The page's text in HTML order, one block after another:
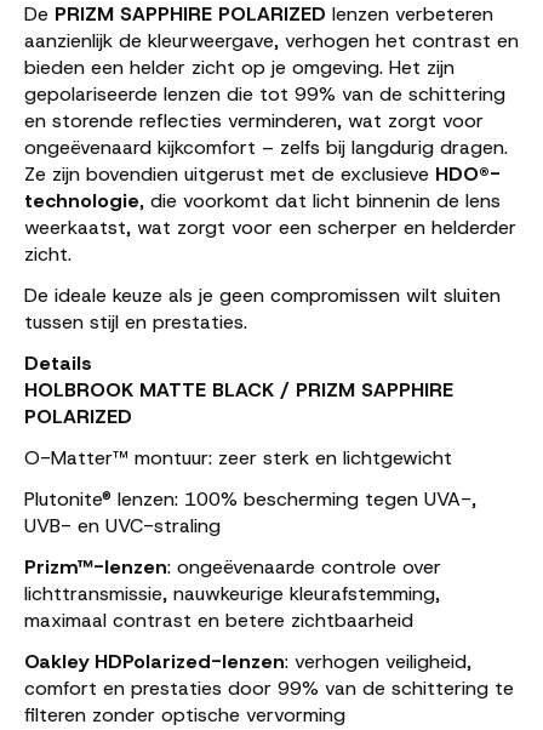
De PRIZM SAPPHIRE POLARIZED lenzen verbeteren
aanzienlijk de kleurweergave, verhogen het contrast en
bieden een helder zicht op je omgeving. Het zijn
gepolariseerde lenzen die tot 99% van de schittering
en storende reflecties verminderen, wat zorgt voor
ongeëvenaard kijkcomfort – zelfs bij langdurig dragen.
Ze zijn bovendien uitgerust met de exclusieve HDO®-
technologie, die voorkomt dat licht binnenin de lens
weerkaatst, wat zorgt voor een scherper en helderder
zicht.
De ideale keuze als je geen compromissen wilt sluiten
tussen stijl en prestaties.
Details
HOLBROOK MATTE BLACK / PRIZM SAPPHIRE
POLARIZED
O-Matter™ montuur: zeer sterk en lichtgewicht
Plutonite® lenzen: 100% bescherming tegen UVA-,
UVB- en UVC-straling
Prizm™-lenzen: ongeëvenaarde controle over
lichttransmissie, nauwkeurige kleurafstemming,
maximaal contrast en betere zichtbaarheid
Oakley HDPolarized-lenzen: verhogen veiligheid,
comfort en prestaties door 99% van de schittering te
filteren zonder optische vervorming